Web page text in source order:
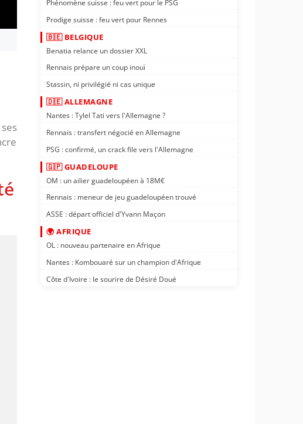
Phénomène suisse : feu vert pour le PSG
Prodige suisse : feu vert pour Rennes
🇧🇪 BELGIQUE
Benatia relance un dossier XXL
Rennais prépare un coup inouï
Stassin, ni privilégié ni cas unique
🇩🇪 ALLEMAGNE
Nantes : Tylel Tati vers l'Allemagne ?
Rennais : transfert négocié en Allemagne
PSG : confirmé, un crack file vers l'Allemagne
🇬🇵 GUADELOUPE
OM : un ailier guadeloupéen à 18M€
Rennais : meneur de jeu guadeloupéen trouvé
ASSE : départ officiel d'Yvann Maçon
🌍 AFRIQUE
OL : nouveau partenaire en Afrique
Nantes : Kombouaré sur un champion d'Afrique
Côte d'Ivoire : le sourire de Désiré Doué